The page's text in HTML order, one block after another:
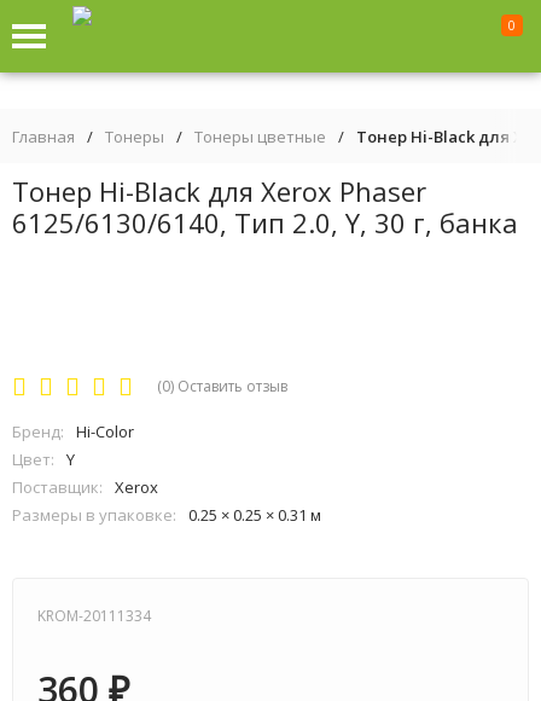
0
Главная / Тонеры / Тонеры цветные / Тонер Hi-Black для
Тонер Hi-Black для Xerox Phaser
6125/6130/6140, Тип 2.0, Y, 30 г, банка
(0) Оставить отзыв
Бренд:
Hi-Color
Цвет:
Y
Поставщик:
Xerox
Размеры в упаковке:
0.25 × 0.25 × 0.31 м
KROM-20111334
360 ₽